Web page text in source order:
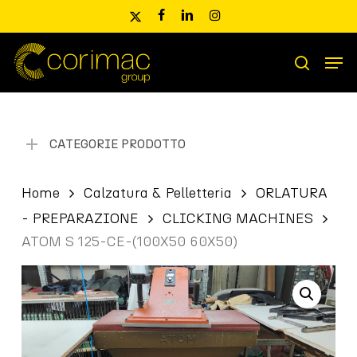
main
content
x-
facebooklinkedininstagram
Ricerca
prodotti
search
CATEGORIE PRODOTTO
Home Calzatura & Pelletteria
ORLATURA
- PREPARAZIONE
CLICKING MACHINES
ATOM S 125-CE-(100X50 60X50)